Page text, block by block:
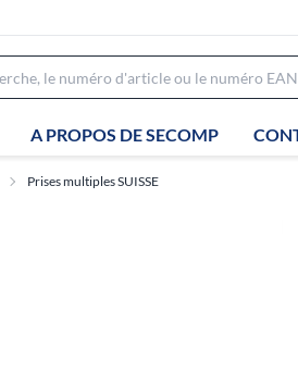
A PROPOS DE SECOMP
Prises multiples SUISSE